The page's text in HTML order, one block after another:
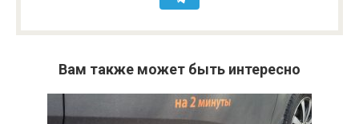
Вам также может быть интересно